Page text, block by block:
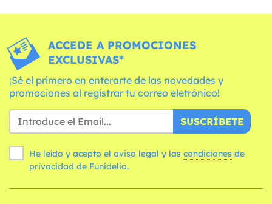
ACCEDE A PROMOCIONES
EXCLUSIVAS*
¡Sé el primero en enterarte de las novedades y
promociones al registrar tu correo eletrónico!
SUSCRÍBETE
He leído y acepto el aviso legal y las condiciones
privacidad de Funidelia.